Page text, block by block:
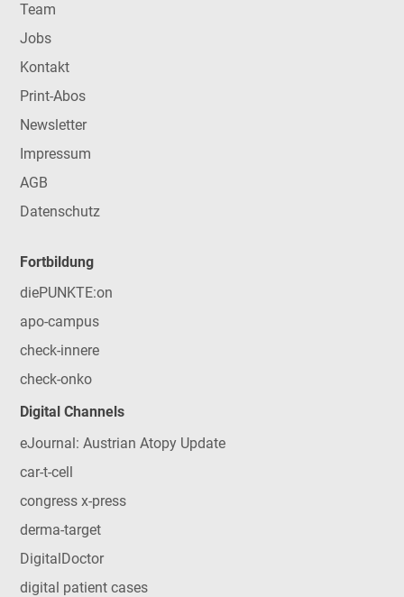
Team
Jobs
Kontakt
Print-Abos
Newsletter
Impressum
AGB
Datenschutz
Fortbildung
diePUNKTE:on
apo-campus
check-innere
check-onko
Digital Channels
eJournal: Austrian Atopy Update
car-t-cell
congress x-press
derma-target
DigitalDoctor
digital patient cases